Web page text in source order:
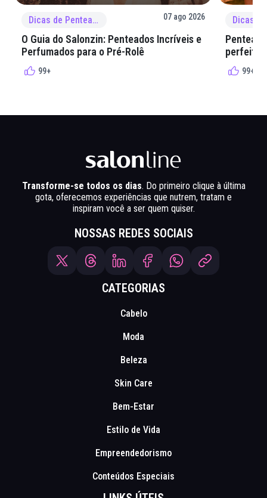
Dicas de Penteado 07 ago 2026
O Guia do Salonzin: Penteados Incríveis e
Perfumados para o Pré-Rolê
99+
perfeita
99+
Transforme-se todos os dias. Do primeiro clique à última
gota, oferecemos experiências que nutrem, tratam e
inspiram você a ser quem quiser.
NOSSAS REDES SOCIAIS
CATEGORIAS
Cabelo
Moda
Beleza
Skin Care
Bem-Estar
Estilo de Vida
Empreendedorismo
Conteúdos Especiais